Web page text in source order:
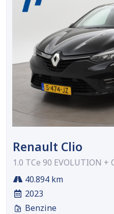
Renault Clio
1.0 TCe 90 EVOLUTION +
40.894 km
2023
Benzine